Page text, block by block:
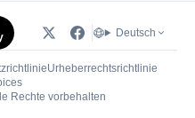
Deutsch
Urheberrechtsrichtlinie
(öffnet in neuem Tab)
Rechte vorbehalten